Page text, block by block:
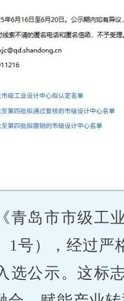
青岛市市级工
1号），经过
选公示。这标